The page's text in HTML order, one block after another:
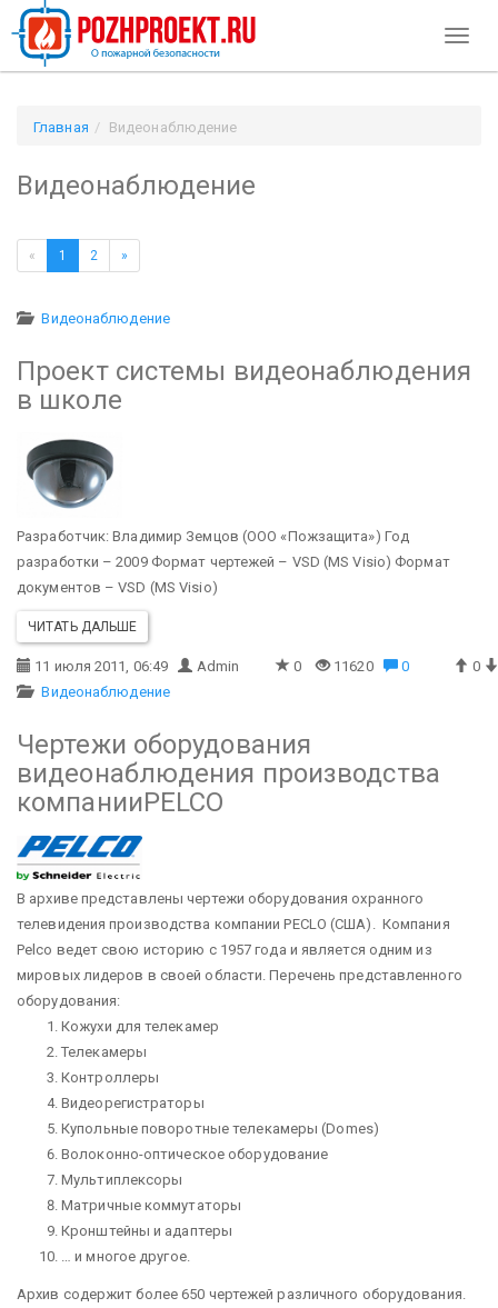
Главная Видеонаблюдение
Видеонаблюдение
« 1 2 »
Видеонаблюдение
Проект системы видеонаблюдения
в школе
Разработчик: Владимир Земцов (ООО «Пожзащита») Год
разработки – 2009Формат чертежей – VSD (MS Visio) Формат
документов – VSD (MS Visio)
ЧИТАТЬ ДАЛЬШЕ
11 июля 2011, 06:49 Admin 0 11620 0
0
Видеонаблюдение
Чертежи оборудования
видеонаблюдения производства
компанииPELCO
В архиве представлены чертежи оборудования охранного
телевидения производства компании PECLO (США). Компания
Pelco ведет свою историю с 1957 года и является одним из
мировых лидеров в своей области. Перечень представленного
оборудования:
Кожухи для телекамер
Телекамеры
Контроллеры
Видеорегистраторы
Купольные поворотные телекамеры (Domes)
Волоконно-оптическое оборудование
Мультиплексоры
Матричные коммутаторы
Кронштейны и адаптеры
… и многое другое.
Архив содержит более 650 чертежей различного оборудования.